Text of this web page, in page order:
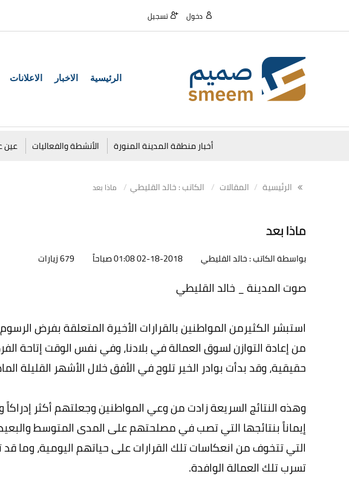
دخول تسجيل
الرئيسية الاخبار الاعلانات
أخبار منطقة المدينة المنورة الأنشطة والفعاليات عين
الرئيسية المقالات الكاتب : خالد القليطي ماذا بعد
ماذا بعد
بواسطة الكاتب : خالد القليطي 02-18-2018 01:08 صباحاً 679 زيارات
صوت المدينة _ خالد القليطي
استبشر الكثيرمن المواطنين بالقرارات الأخيرة المتعلقة بفرض
من إعادة التوازن لسوق العمالة في بلادنا، وفي نفس الوقت إتاحة
حقيقية، وقد بدأت بوادر الخير تلوح في الأفق خلال الأشهر القليلة
وهذه النتائج السريعة زادت من وعي المواطنين وجعلتهم أكثر إدراكاً
إيماناً بنتائجها التي تصب في مصلحتهم على المدى المتوسط
التي تتخوف من انعكاسات تلك القرارات على حياتهم اليومية، وما
تسرب تلك العمالة الوافدة.